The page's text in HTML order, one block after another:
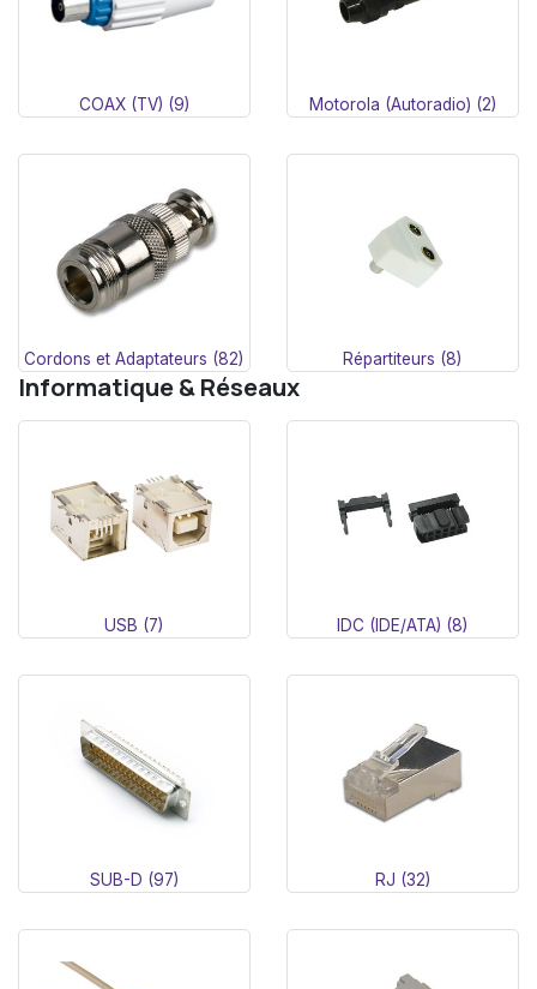
COAX (TV) (9) Motorola (Autoradio) (2)
Cordons et Adaptateurs (82) Répartiteurs (8)
Informatique & Réseaux
USB (7) IDC (IDE/ATA) (8)
SUB-D (97) RJ (32)